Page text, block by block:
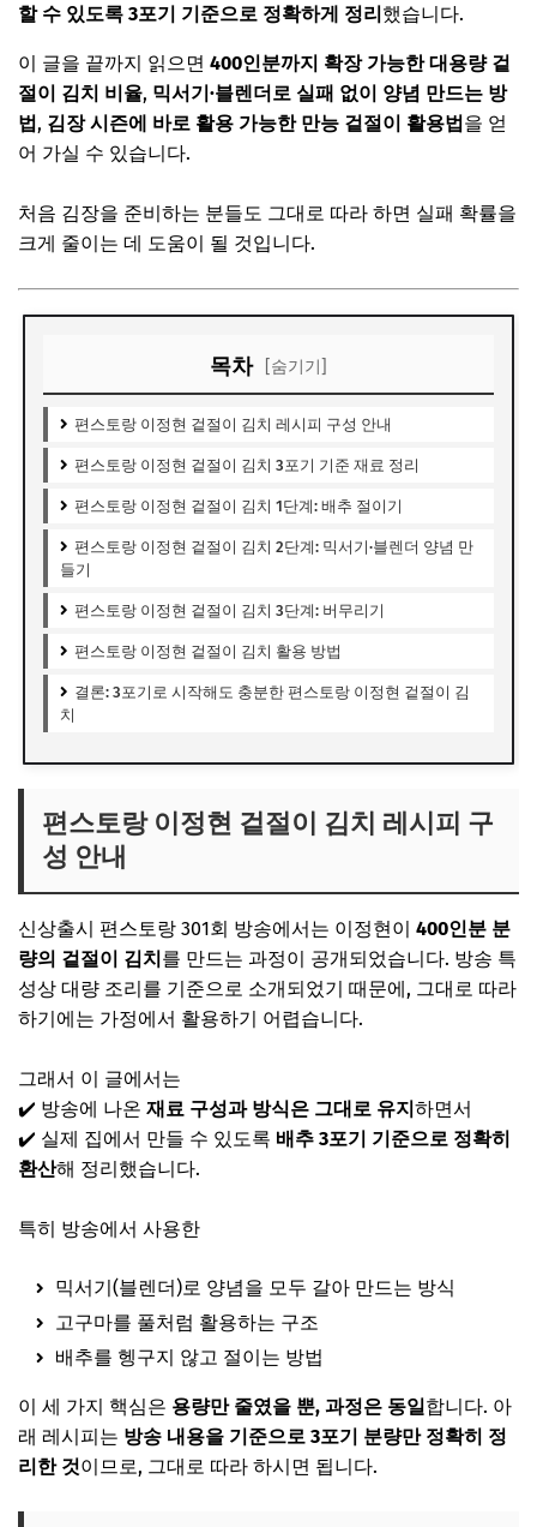
할 수 있도록 3포기 기준으로 정확하게 정리했습니다.
이 글을 끝까지 읽으면 400인분까지 확장 가능한 대용량 겉
절이 김치 비율, 믹서기·블렌더로 실패 없이 양념 만드는 방
법, 김장 시즌에 바로 활용 가능한 만능 겉절이 활용법을 얻
어 가실 수 있습니다.
처음 김장을 준비하는 분들도 그대로 따라 하면 실패 확률을
크게 줄이는 데 도움이 될 것입니다.
목차 [숨기기]
편스토랑 이정현 겉절이 김치 레시피 구성 안내
편스토랑 이정현 겉절이 김치 3포기 기준 재료 정리
편스토랑 이정현 겉절이 김치 1단계: 배추 절이기
편스토랑 이정현 겉절이 김치 2단계: 믹서기·블렌더 양념 만
들기
편스토랑 이정현 겉절이 김치 3단계: 버무리기
편스토랑 이정현 겉절이 김치 활용 방법
결론: 3포기로 시작해도 충분한 편스토랑 이정현 겉절이 김
치
편스토랑 이정현 겉절이 김치 레시피 구
성 안내
신상출시 편스토랑 301회 방송에서는 이정현이 400인분 분
량의 겉절이 김치를 만드는 과정이 공개되었습니다. 방송 특
성상 대량 조리를 기준으로 소개되었기 때문에, 그대로 따라
하기에는 가정에서 활용하기 어렵습니다.
그래서 이 글에서는
✔️ 방송에 나온 재료 구성과 방식은 그대로 유지하면서
✔️ 실제 집에서 만들 수 있도록 배추 3포기 기준으로 정확히
환산해 정리했습니다.
특히 방송에서 사용한
믹서기(블렌더)로 양념을 모두 갈아 만드는 방식
고구마를 풀처럼 활용하는 구조
배추를 헹구지 않고 절이는 방법
이 세 가지 핵심은 용량만 줄였을 뿐, 과정은 동일합니다. 아
래 레시피는 방송 내용을 기준으로 3포기 분량만 정확히 정
리한 것이므로, 그대로 따라 하시면 됩니다.